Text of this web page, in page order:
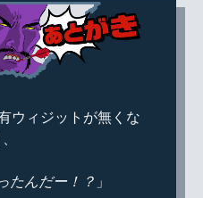
ウィジットが無くな
たんだー！？ 」